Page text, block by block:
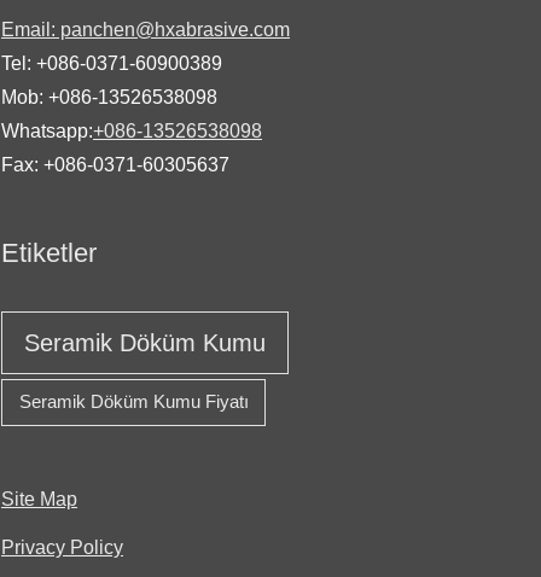
Email: panchen@hxabrasive.com
Tel: +086-0371-60900389
Mob: +086-13526538098
Whatsapp:+086-13526538098
Fax: +086-0371-60305637
Etiketler
Seramik Döküm Kumu
Seramik Döküm Kumu Fiyatı
Site Map
Privacy Policy